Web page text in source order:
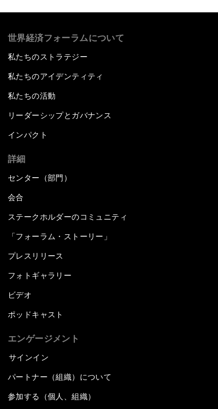
世界経済フォーラムについて
私たちのストラテジー
私たちのアイデンティティ
私たちの活動
リーダーシップとガバナンス
インパクト
詳細
センター（部門）
会合
ステークホルダーのコミュニティ
「フォーラム・ストーリー」
プレスリリース
フォトギャラリー
ビデオ
ポッドキャスト
エンゲージメント
サインイン
パートナー（組織）について
参加する（個人、組織）